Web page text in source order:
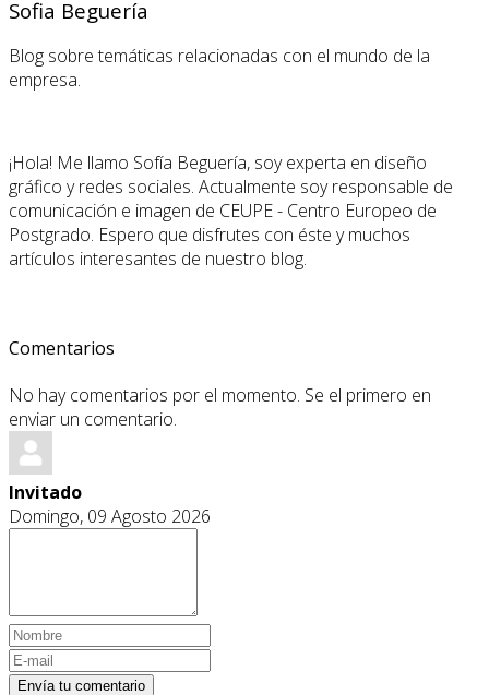
Sofia Beguería
Blog sobre temáticas relacionadas con el mundo de la
empresa.
¡Hola! Me llamo Sofía Beguería, soy experta en diseño
gráfico y redes sociales. Actualmente soy responsable de
comunicación e imagen de CEUPE - Centro Europeo de
Postgrado. Espero que disfrutes con éste y muchos
artículos interesantes de nuestro blog.
Comentarios
No hay comentarios por el momento. Se el primero en
enviar un comentario.
Invitado
Domingo, 09 Agosto 2026
Envía tu comentario